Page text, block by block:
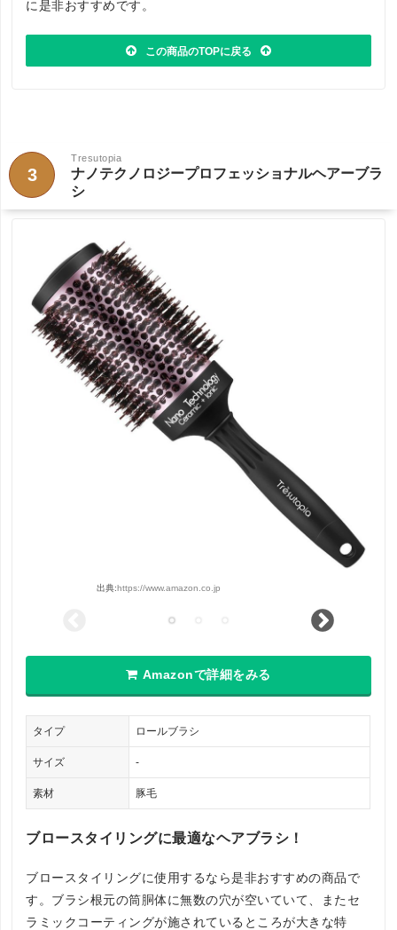
に是非おすすめです。
この商品のTOPに戻る
3
Tresutopia
ナノテクノロジープロフェッショナルヘアーブラ
シ
出典:https://www.amazon.co.jp
Amazonで詳細をみる
タイプ ロールブラシ
サイズ -
素材 豚毛
ブロースタイリングに最適なヘアブラシ！
ブロースタイリングに使用するなら是非おすすめの商品で
す。ブラシ根元の筒胴体に無数の穴が空いていて、またセ
ラミックコーティングが施されているところが大きな特